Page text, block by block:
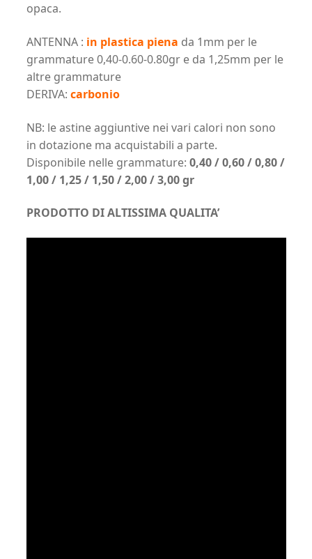
opaca.
ANTENNA : in plastica piena da 1mm per le
grammature 0,40-0.60-0.80gr e da 1,25mm per le
altre grammature
DERIVA: carbonio
NB: le astine aggiuntive nei vari calori non sono
in dotazione ma acquistabili a parte.
Disponibile nelle grammature: 0,40 / 0,60 / 0,80 /
1,00 / 1,25 / 1,50 / 2,00 / 3,00 gr
PRODOTTO DI ALTISSIMA QUALITA’